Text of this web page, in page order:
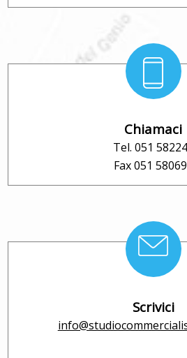
Chiamaci
Tel. 051
Fax 051
Scrivici